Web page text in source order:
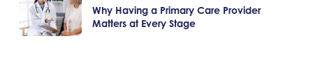
Why Having a Primary Care Provider
Matters at Every Stage